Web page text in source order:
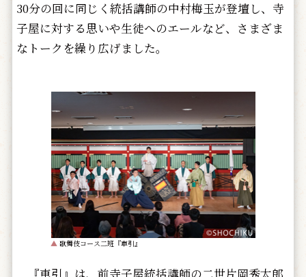
30分の回に同じく統括講師の中村梅玉が登壇し、寺
子屋に対する思いや生徒へのエールなど、さまざま
なトークを繰り広げました。
▲ 歌舞伎コース二班『車引』
『車引』は、前寺子屋統括講師の二世片岡秀太郎